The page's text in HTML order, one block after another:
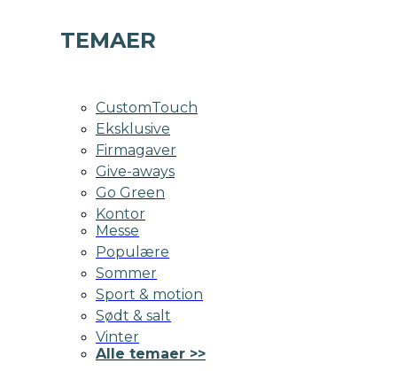
TEMAER
CustomTouch
Eksklusive
Firmagaver
Give-aways
Go Green
Kontor
Messe
Populære
Sommer
Sport & motion
Sødt & salt
Vinter
Alle temaer >>